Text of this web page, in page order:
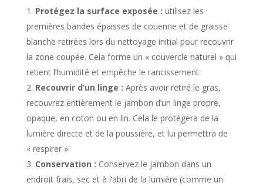
Protégez la surface exposée : utilisez les
premières bandes épaisses de couenne et de graisse
blanche retirées lors du nettoyage initial pour recouvrir
la zone coupée. Cela forme un « couvercle naturel » qui
retient l’humidité et empêche le rancissement.
Recouvrir d’un linge : Après avoir retiré le gras,
recouvrez entièrement le jambon d’un linge propre,
opaque, en coton ou en lin. Cela le protégera de la
lumière directe et de la poussière, et lui permettra de
« respirer ».
Conservation : Conservez le jambon dans un
endroit frais, sec et à l’abri de la lumière (comme un